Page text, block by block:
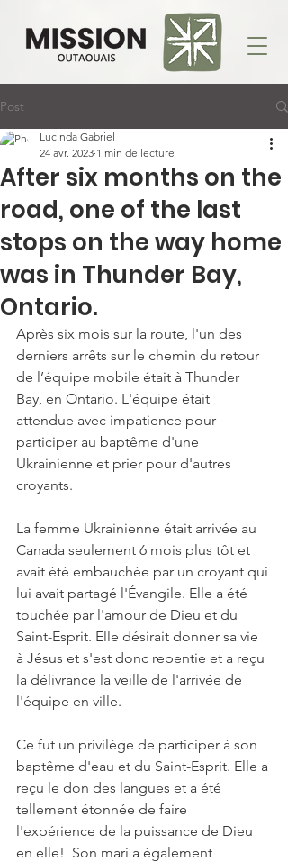
Post
After six months on the
road, one of the last
stops on the way home
was in Thunder Bay,
Ontario.
Lucinda Gabriel
24 avr. 2023 1 min de lecture
Après six mois sur la route, l'un des
derniers arrêts sur le chemin du retour
de l’équipe mobile était à Thunder
Bay, en Ontario. L'équipe était
attendue avec impatience pour
participer au baptême d'une
Ukrainienne et prier pour d'autres
croyants.
La femme Ukrainienne était arrivée au
Canada seulement 6 mois plus tôt et
avait été embauchée par un croyant qui
lui avait partagé l'Évangile. Elle a été
touchée par l'amour de Dieu et du
Saint-Esprit. Elle désirait donner sa vie
à Jésus et s'est donc repentie et a reçu
la délivrance la veille de l'arrivée de
l'équipe en ville.
Ce fut un privilège de participer à son
baptême d'eau et du Saint-Esprit. Elle a
reçu le don des langues et a été
tellement étonnée de faire
l'expérience de la puissance de Dieu
en elle!  Son mari a également